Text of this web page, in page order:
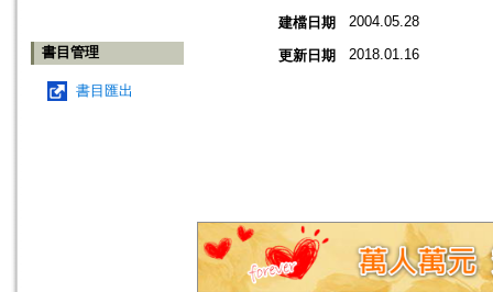
書目管理
書目匯出
建檔日期 2004.05.28
更新日期 2018.01.16